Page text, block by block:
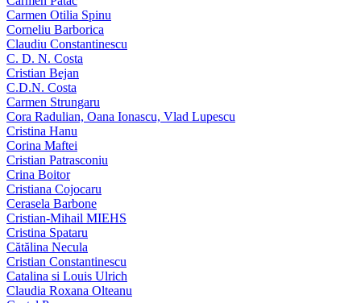
Carmen Otilia Spinu
Corneliu Barborica
Claudiu Constantinescu
C. D. N. Costa
Cristian Bejan
C.D.N. Costa
Carmen Strungaru
Cora Radulian, Oana Ionascu, Vlad Lupescu
Cristina Hanu
Corina Maftei
Cristian Patrasconiu
Crina Boitor
Cristiana Cojocaru
Cerasela Barbone
Cristian-Mihail MIEHS
Cristina Spataru
Cătălina Necula
Cristian Constantinescu
Catalina si Louis Ulrich
Claudia Roxana Olteanu